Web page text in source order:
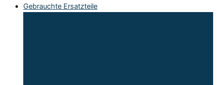
Gebrauchte Ersatzteile